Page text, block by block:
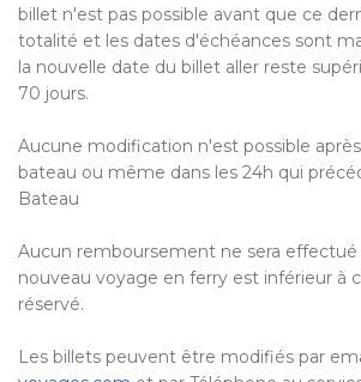
billet n'est pas possible avant que ce
totalité et les dates d'échéances sont
la nouvelle date du billet aller reste
70 jours.
Aucune modification n'est possible
bateau ou même dans les 24h qui
Bateau
Aucun remboursement ne sera effectué
nouveau voyage en ferry est inférieur à
réservé.
Les billets peuvent être modifiés par